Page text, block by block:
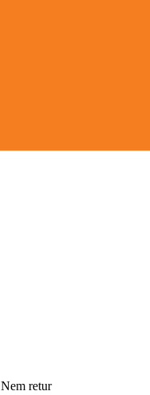
Nem retur